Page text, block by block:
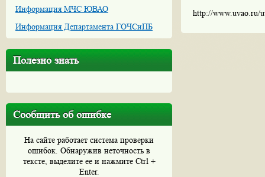
Информация МЧС ЮВАО
Информация Департамента ГОЧСиПБ
Полезно знать
Сообщить об ошибке
На сайте работает система проверки
ошибок. Обнаружив неточность в
тексте, выделите ее и нажмите Ctrl +
Enter.
http://www.uvao.ru/